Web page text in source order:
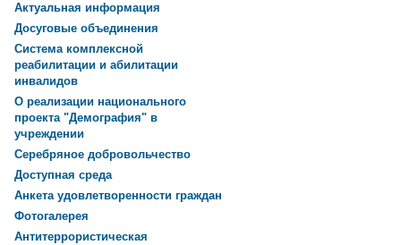
Актуальная информация
Досуговые объединения
Система комплексной
реабилитации и абилитации
инвалидов
О реализации национального
проекта "Демография" в
учреждении
Серебряное добровольчество
Доступная среда
Анкета удовлетворенности граждан
Фотогалерея
Антитеррористическая